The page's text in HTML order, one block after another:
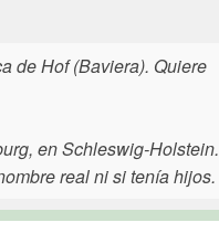
de Hof (Baviera). Quiere
en Schleswig-Holstein.
real ni si tenía hijos.